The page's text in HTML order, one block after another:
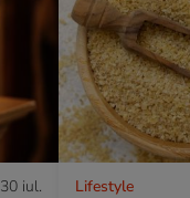
30 iul. Lifestyle